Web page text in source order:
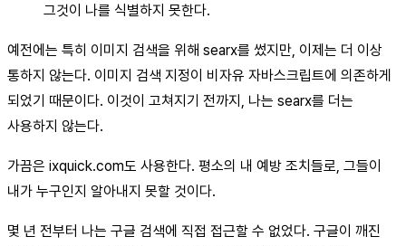
그것이 나를 식별하지 못한다.
예전에는 특히 이미지 검색을 위해 searx를 썼지만, 이제는 더 이상
통하지 않는다. 이미지 검색 지정이 비자유 자바스크립트에 의존하게
되었기 때문이다. 이것이 고쳐지기 전까지, 나는 searx를 더는
사용하지 않는다.
가끔은 ixquick.com도 사용한다. 평소의 내 예방 조치들로, 그들이
내가 누구인지 알아내지 못할 것이다.
몇 년 전부터 나는 구글 검색에 직접 접근할 수 없었다. 구글이 깨진